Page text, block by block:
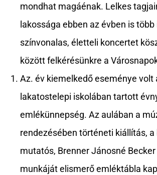
mondhat magáénak. Lelkes
lakossága ebben az évben is több
színvonalas, életteli koncertet
között felkérésünkre a
Az. év kiemelkedő eseménye volt
lakatostelepi iskolában tartott
emlékünnepség. Az aulában a
rendezésében történeti kiállítás,
mutatós, Brenner Jánosné
munkáját elismerő emléktábla